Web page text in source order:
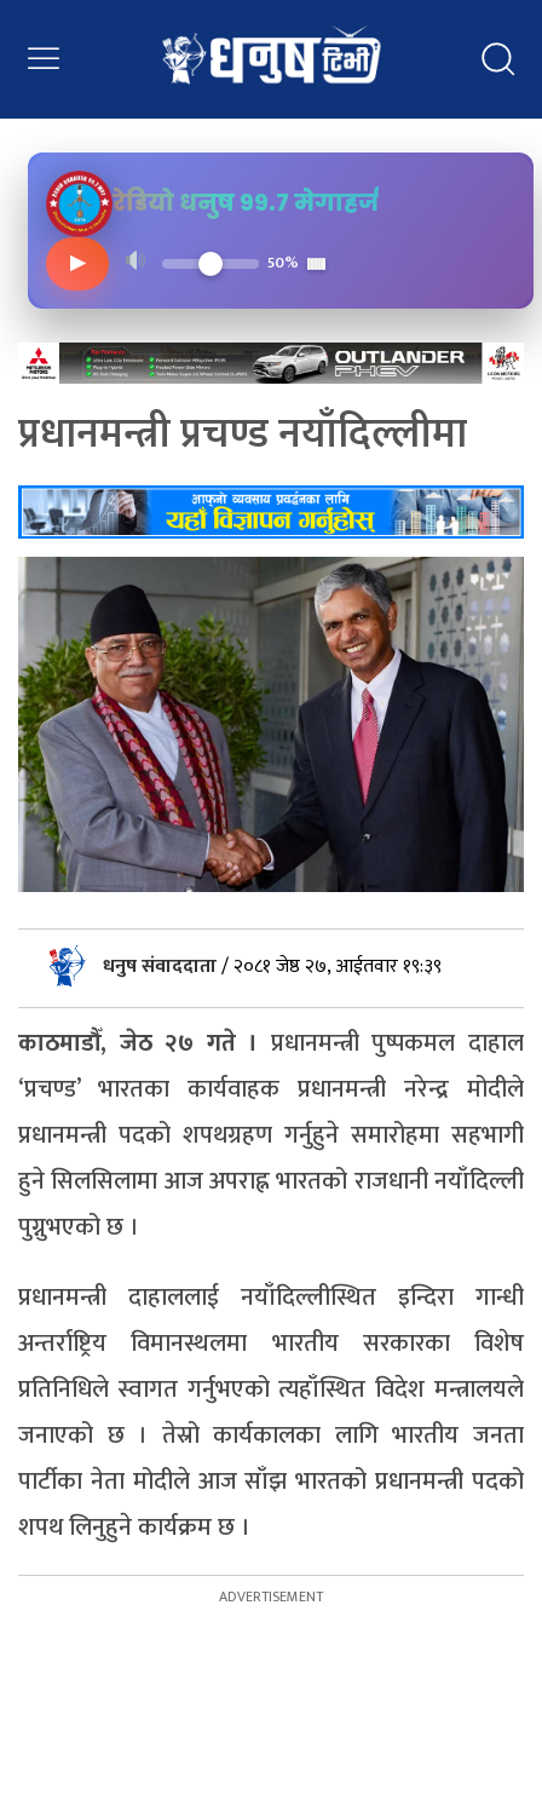
रेडियो धनुष ९९.७ मेगाहर्ज
▶
50%
प्रधानमन्त्री प्रचण्ड नयाँदिल्लीमा
धनुष संवाददाता/२०८१ जेष्ठ २७, आईतवार १९:३९
काठमाडौँ, जेठ २७ गते । प्रधानमन्त्री पुष्पकमल दाहाल
‘प्रचण्ड’ भारतका कार्यवाहक प्रधानमन्त्री नरेन्द्र मोदीले
प्रधानमन्त्री पदको शपथग्रहण गर्नुहुने समारोहमा सहभागी
हुने सिलसिलामा आज अपराह्न भारतको राजधानी नयाँदिल्ली
पुग्नुभएको छ ।
प्रधानमन्त्री दाहाललाई नयाँदिल्लीस्थित इन्दिरा गान्धी
अन्तर्राष्ट्रिय विमानस्थलमा भारतीय सरकारका विशेष
प्रतिनिधिले स्वागत गर्नुभएको त्यहाँस्थित विदेश मन्त्रालयले
जनाएको छ । तेस्रो कार्यकालका लागि भारतीय जनता
पार्टीका नेता मोदीले आज साँझ भारतको प्रधानमन्त्री पदको
शपथ लिनुहुने कार्यक्रम छ ।